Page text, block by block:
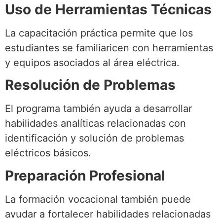
Uso de Herramientas Técnicas
La capacitación práctica permite que los
estudiantes se familiaricen con herramientas
y equipos asociados al área eléctrica.
Resolución de Problemas
El programa también ayuda a desarrollar
habilidades analíticas relacionadas con
identificación y solución de problemas
eléctricos básicos.
Preparación Profesional
La formación vocacional también puede
ayudar a fortalecer habilidades relacionadas